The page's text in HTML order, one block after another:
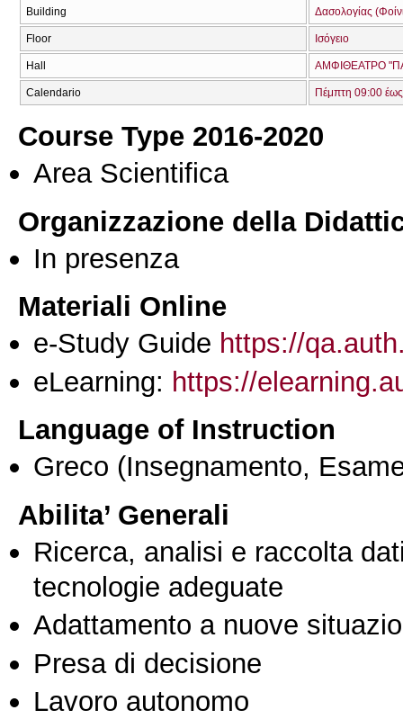
Building Δασολογίας
Floor Ισόγειο
Hall ΑΜΦΙΘΕΑΤΡΟ
Calendario Πέμπτη 09:00
Course Type 2016-2020
Area Scientifica
Organizzazione della
In presenza
Materiali Online
e-Study Guide https://
eLearning: https://
Language of Instruction
Greco (Insegnamento,
Abilita’ Generali
Ricerca, analisi e raccolta
tecnologie adeguate
Adattamento a nuove
Presa di decisione
Lavoro autonomo